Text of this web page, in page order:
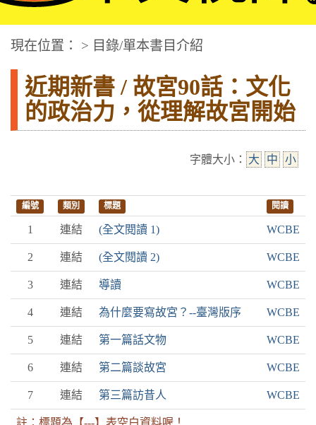
:::中央區塊
華文視障電子圖書網
現在位置： > 目錄/單本書目介紹
近期新書 / 故宮90話：文化
的政治力，從理解故宮開始
字體大小： 大 中 小
編號 類別 標題 閱讀
1 連結 (全文閱讀 1) WCBE
2 連結 (全文閱讀 2) WCBE
3 連結 導讀 WCBE
4 連結 為什麼要寫故宮？--臺灣版序 WCBE
5 連結 第一篇話文物 WCBE
6 連結 第二篇談故宮 WCBE
7 連結 第三篇訪昔人 WCBE
註：標題為【---】表空白資料喔！